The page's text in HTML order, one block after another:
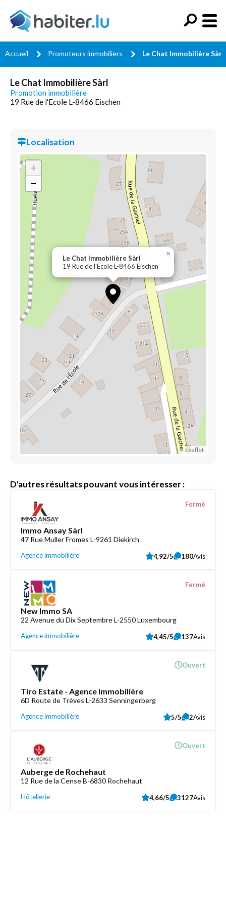
Accueil Promoteurs immobiliers Le Chat Immobilière Sàrl
Le Chat Immobilière Sàrl
Promotion immobilière
19 Rue de l'Ecole L-8466 Eischen
Localisation
Le Chat Immobilière Sàrl
19 Rue de l'Ecole L-8466 Eischen
×
+
−
Leaflet
D'autres résultats pouvant vous intéresser :
Immo Ansay Sàrl
47 Rue Muller Fromes L-9261 Diekirch
Agence immobilière
Fermé
4,92/5 180Avis
New Immo SA
22 Avenue du Dix Septembre L-2550 Luxembourg
Agence immobilière
Fermé
4,45/5 137Avis
Tiro Estate - Agence Immobilière
6D Route de Trèves L-2633 Senningerberg
Agence immobilière
Ouvert
5/5 2Avis
Auberge de Rochehaut
12 Rue de la Cense B-6830 Rochehaut
Hôtellerie
Ouvert
4,66/5 3127Avis